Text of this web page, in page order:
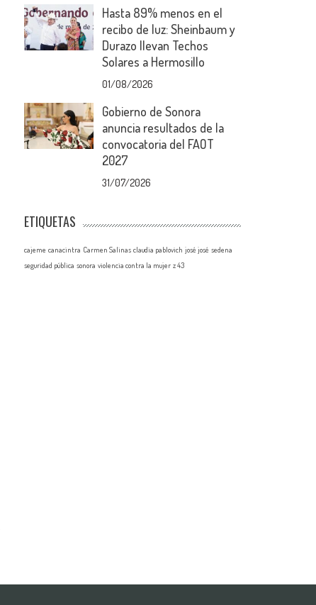
Hasta 89% menos en el
recibo de luz: Sheinbaum y
Durazo llevan Techos
Solares a Hermosillo
01/08/2026
Gobierno de Sonora
anuncia resultados de la
convocatoria del FAOT
2027
31/07/2026
ETIQUETAS
cajeme canacintra Carmen Salinas claudia pablovich josé josé sedena
seguridad pública sonora violencia contra la mujer z 43